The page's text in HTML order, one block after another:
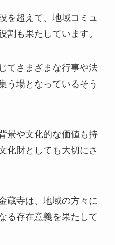
を超えて、地域コミュ
割も果たしています。
てさまざまな行事や法
う場となっているそう
景や文化的な価値も持
化財としても大切にさ
蔵寺は、地域の方々に
る存在意義を果たして